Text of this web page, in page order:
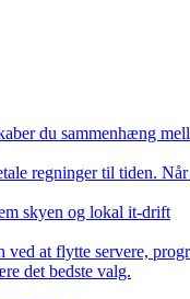
du sammenhæng
regninger til tiden.
skyen og lokal it-drift
at flytte servere,
det bedste valg.